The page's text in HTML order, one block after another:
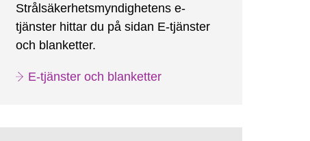
Strålsäkerhetsmyndighetens e-
tjänster hittar du på sidan E-tjänster
och blanketter.
E-tjänster och blanketter